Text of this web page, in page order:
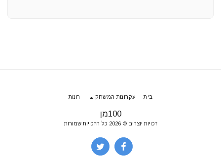
100מן
זכויות יוצרים © 2026 כל הזכויות שמורות
בית עקרונות המשחק חנות